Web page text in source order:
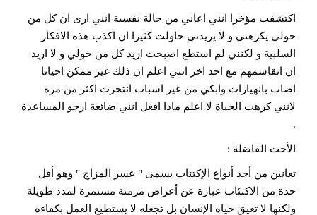
اكتشفت مؤخرا انني اعاني من حالة نفسية انني ارى ان كل من
حولي يكرهني و لا يريدني حاولت كثيرا ان اكذب هذه الافكار
السلبية و لكنني لم استطع اصبحت اريد كل من حولي و لا اريد
ان اتقاسمهم مع احد اخر انني اعلم ان ذلك غير ممكن احيانا
اصاب بانهيارات وابكي من غير اسباب انتحرت اكثر من مرة
لانني كرهت الحياة لا اعلم ماذا افعل انني ضائعة ارجو المساعدة
.
الأخت الفاضلة :
تعانين من أحد أنواع الإكتئاب يسمى " عسر المزاج " وهو أقل
حدة من الاكتئاب عبارة عن أعراض مزمنة مستمرة لمدد طويلة
ولكنها لا تعيق حياة الإنسان بل تجعله لا يستطيع العمل بكفاءة